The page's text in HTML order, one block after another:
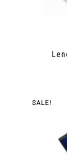
SALE!